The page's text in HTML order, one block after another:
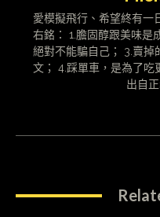
愛模擬飛行、希望終有一
右銘： 1.膽固醇跟美味是
絕對不能騙自己； 3.賣掉
文； 4.踩單車，是為了吃
出自